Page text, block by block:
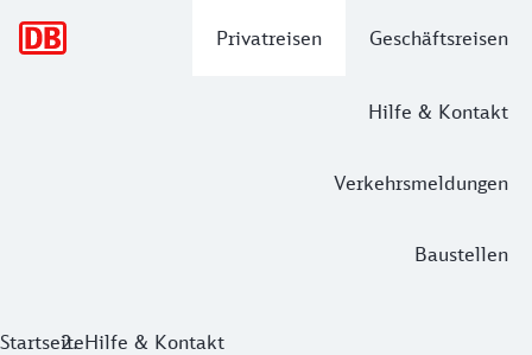
Privatreisen Geschäftsreisen
Hilfe & Kontakt
Verkehrsmeldungen
Baustellen
StartseiteHilfe & Kontakt